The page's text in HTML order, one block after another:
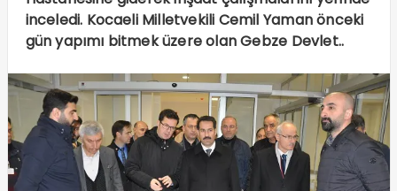
inceledi. Kocaeli Milletvekili Cemil Yaman önceki
gün yapımı bitmek üzere olan Gebze Devlet..